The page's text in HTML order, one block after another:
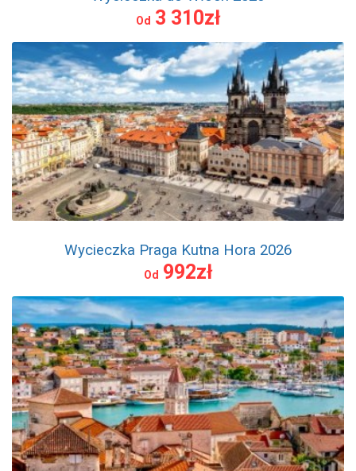
Od 3 310zł
Wycieczka Praga Kutna Hora 2026
Od 992zł